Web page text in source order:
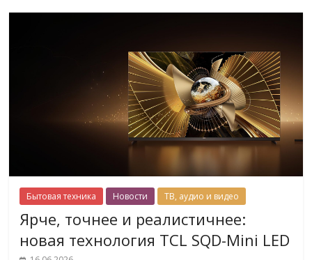
Бытовая техника Новости ТВ, аудио и видео
Ярче, точнее и реалистичнее:
новая технология TCL SQD-Mini LED